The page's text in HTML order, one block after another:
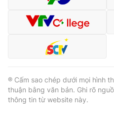
® Cấm sao chép dưới mọi hình
thuận bằng văn bản. Ghi rõ
thông tin từ website này.